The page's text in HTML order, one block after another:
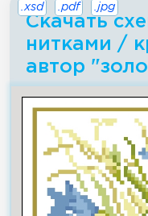
Скачать
нитками /
автор
.xsd .pdf .jpg